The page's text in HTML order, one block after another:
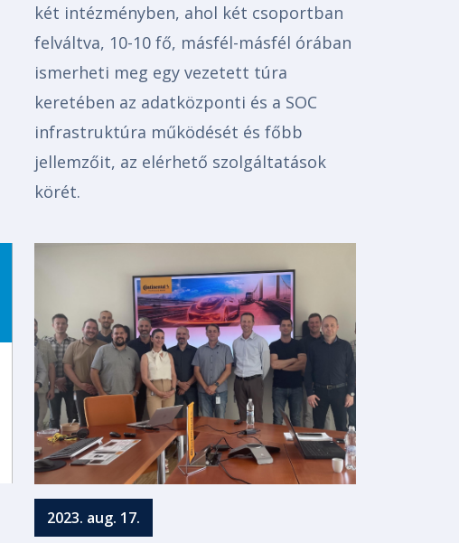
két intézményben, ahol két csoportban
felváltva, 10-10 fő, másfél-másfél órában
ismerheti meg egy vezetett túra
keretében az adatközponti és a SOC
infrastruktúra működését és főbb
jellemzőit, az elérhető szolgáltatások
körét.
2023. aug. 17.